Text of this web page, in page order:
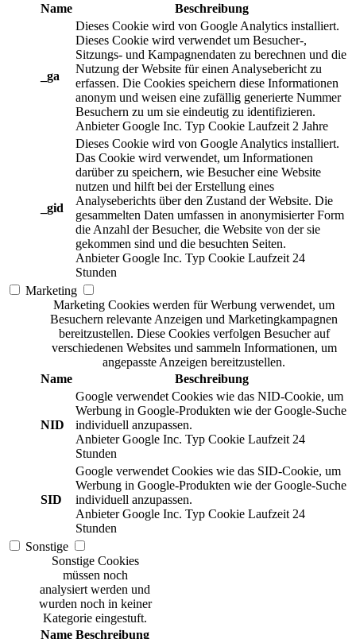
Name
Beschreibung
_ga
Dieses Cookie wird von Google Analytics installiert.
Dieses Cookie wird verwendet um Besucher-,
Sitzungs- und Kampagnendaten zu berechnen und die
Nutzung der Website für einen Analysebericht zu
erfassen. Die Cookies speichern diese Informationen
anonym und weisen eine zufällig generierte Nummer
Besuchern zu um sie eindeutig zu identifizieren.
Anbieter Google Inc. Typ Cookie Laufzeit 2 Jahre
_gid
Dieses Cookie wird von Google Analytics installiert.
Das Cookie wird verwendet, um Informationen
darüber zu speichern, wie Besucher eine Website
nutzen und hilft bei der Erstellung eines
Analyseberichts über den Zustand der Website. Die
gesammelten Daten umfassen in anonymisierter Form
die Anzahl der Besucher, die Website von der sie
gekommen sind und die besuchten Seiten.
Anbieter Google Inc. Typ Cookie Laufzeit 24
Stunden
Marketing
Marketing Cookies werden für Werbung verwendet, um
Besuchern relevante Anzeigen und Marketingkampagnen
bereitzustellen. Diese Cookies verfolgen Besucher auf
verschiedenen Websites und sammeln Informationen, um
angepasste Anzeigen bereitzustellen.
Name
Beschreibung
NID
Google verwendet Cookies wie das NID-Cookie, um
Werbung in Google-Produkten wie der Google-Suche
individuell anzupassen.
Anbieter Google Inc. Typ Cookie Laufzeit 24
Stunden
SID
Google verwendet Cookies wie das SID-Cookie, um
Werbung in Google-Produkten wie der Google-Suche
individuell anzupassen.
Anbieter Google Inc. Typ Cookie Laufzeit 24
Stunden
Sonstige
Sonstige Cookies
müssen noch
analysiert werden und
wurden noch in keiner
Kategorie eingestuft.
Name Beschreibung